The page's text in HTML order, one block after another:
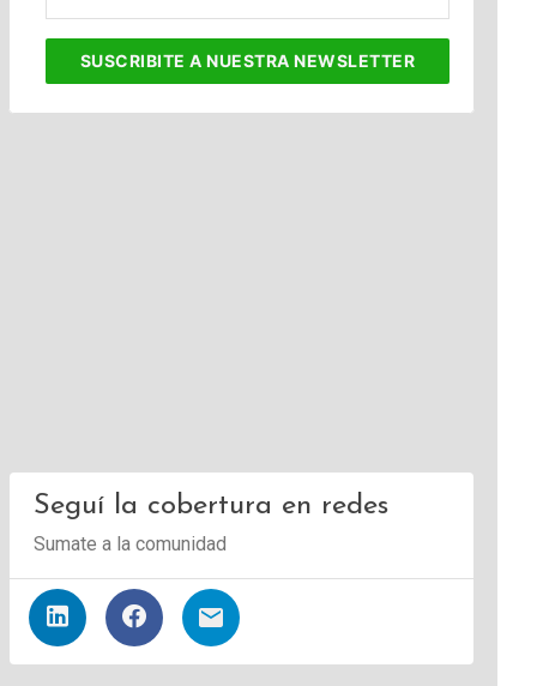
SUSCRIBITEA NUESTRA NEWSLETTER
Seguí la cobertura en redes
Sumate a la comunidad